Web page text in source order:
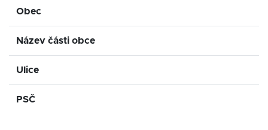
Obec
Název části obce
Ulice
PSČ